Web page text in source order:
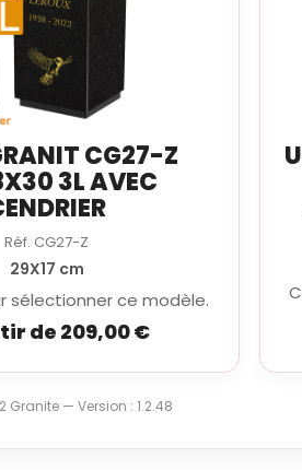
CG27-Z
3L AVEC
Réf. CG27-Z
29X17 cm
sélectionner ce modèle.
de 209,00 €
Granite — Version : 1.2.48